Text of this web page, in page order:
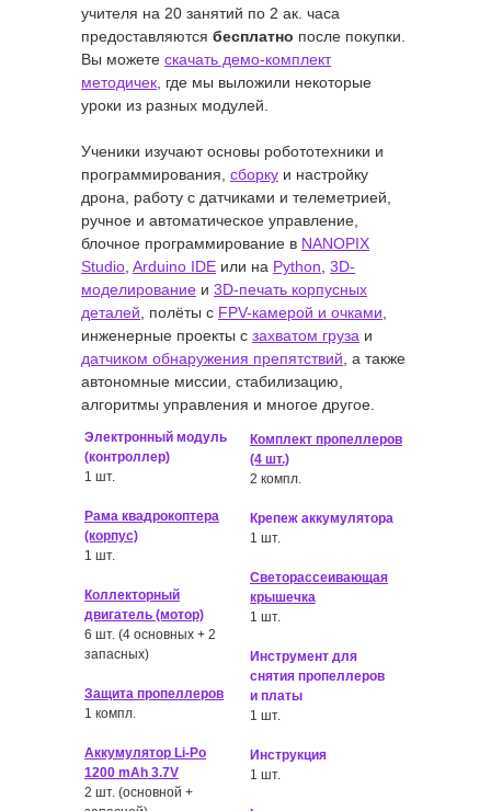
учителя на 20 занятий по 2 ак. часа
предоставляются бесплатно после покупки.
Вы можете скачать демо-комплект
методичек , где мы выложили некоторые
уроки из разных модулей.
Ученики изучают основы робототехники и
программирования, сборку и настройку
дрона, работу с датчиками и телеметрией,
ручное и автоматическое управление,
блочное программирование в NANOPIX
Studio Arduino IDE или на Python 3D-
моделирование и 3D-печать корпусных
деталей , полёты с FPV-камерой и очками
инженерные проекты с захватом груза и
датчиком обнаружения препятствий , а также
автономные миссии, стабилизацию,
алгоритмы управления и многое другое.
Электронный модуль
(контроллер)
1 шт.
Рама квадрокоптера
(корпус)
1 шт.
Коллекторный
двигатель (мотор)
6 шт. (4 основных + 2
запасных)
Защита пропеллеров
1 компл.
Аккумулятор Li-Po
1200 mAh 3.7V
2 шт. (основной +
Комплект пропеллеров
(4 шт.)
2 компл.
Крепеж аккумулятора
1 шт.
Светорассеивающая
крышечка
1 шт.
Инструмент для
снятия пропеллеров
и платы
1 шт.
Инструкция
1 шт.